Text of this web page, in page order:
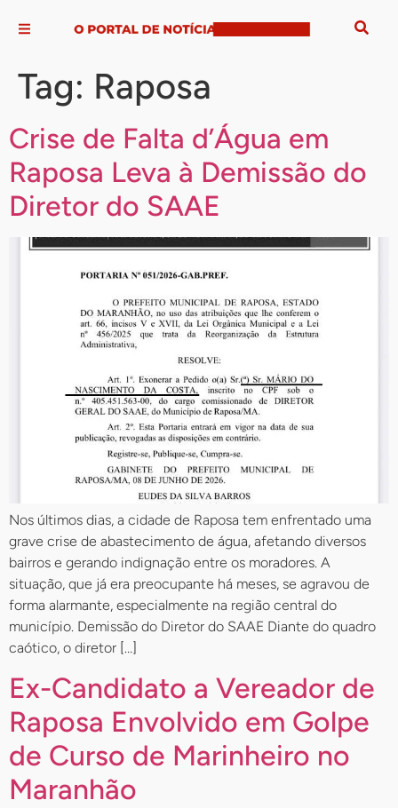
Tag: Raposa
Crise de Falta d’Água em
Raposa Leva à Demissão do
Diretor do SAAE
Nos últimos dias, a cidade de Raposa tem enfrentado uma
grave crise de abastecimento de água, afetando diversos
bairros e gerando indignação entre os moradores. A
situação, que já era preocupante há meses, se agravou de
forma alarmante, especialmente na região central do
município. Demissão do Diretor do SAAE Diante do quadro
caótico, o diretor […]
Ex-Candidato a Vereador de
Raposa Envolvido em Golpe
de Curso de Marinheiro no
Maranhão